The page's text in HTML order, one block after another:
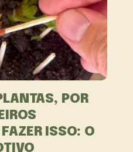
POR
ISSO: O